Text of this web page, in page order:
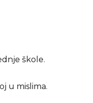
škole.
u mislima.